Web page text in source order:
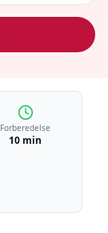
Forberedelse
10 min